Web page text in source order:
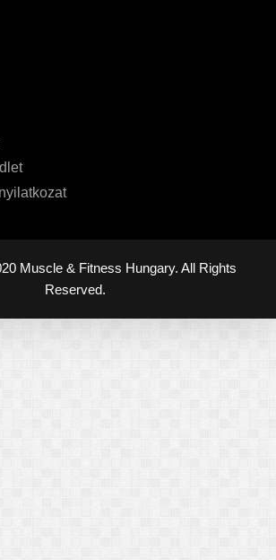
Muscle & Fitness Hungary. All Rights
Reserved.